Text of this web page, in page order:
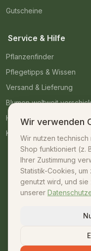
Gutscheine
Service & Hilfe
Pflanzenfinder
Pflegetipps & Wissen
Versand & Lieferung
Blumen weltweit
Häufige Fragen
Kontakt
Kontakt
07042 – 23009
shop@unsere-
Wir verwenden
Wir nutzen
Shop funktioniert (z.
Ihrer Zustimmung
Statistik-Cookies,
genutzt wird, und
unserer